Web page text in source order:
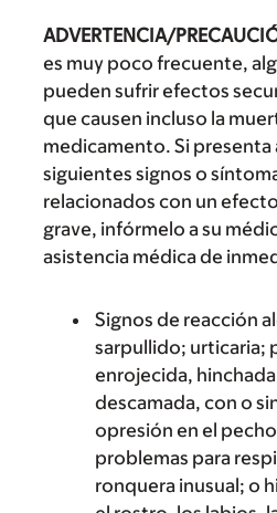
ADVERTENCIA/
es muy poco frecuente,
pueden sufrir efectos
que causen incluso la
medicamento. Si presenta
siguientes signos o
relacionados con un
grave, infórmelo a su
asistencia médica de
Signos de reacción
sarpullido; urticaria;
enrojecida,
descamada, con o
opresión en el
problemas para
ronquera inusual; o